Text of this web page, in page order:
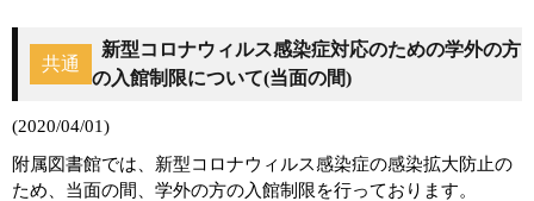
共通
新型コロナウィルス感染症対応のための学外の方
の入館制限について(当面の間)
(2020/04/01)
附属図書館では、新型コロナウィルス感染症の感染拡大防止の
ため、当面の間、学外の方の入館制限を行っております。